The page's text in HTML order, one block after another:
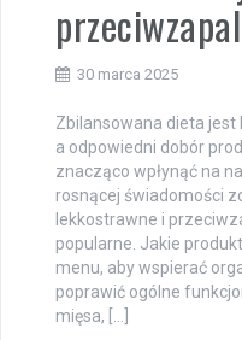
30 marca 2025
Zbilansowana dieta jest
a odpowiedni dobór
znacząco wpłynąć na
rosnącej świadomości
lekkostrawne i
popularne. Jakie
menu, aby wspierać
poprawić ogólne
mięsa, […]